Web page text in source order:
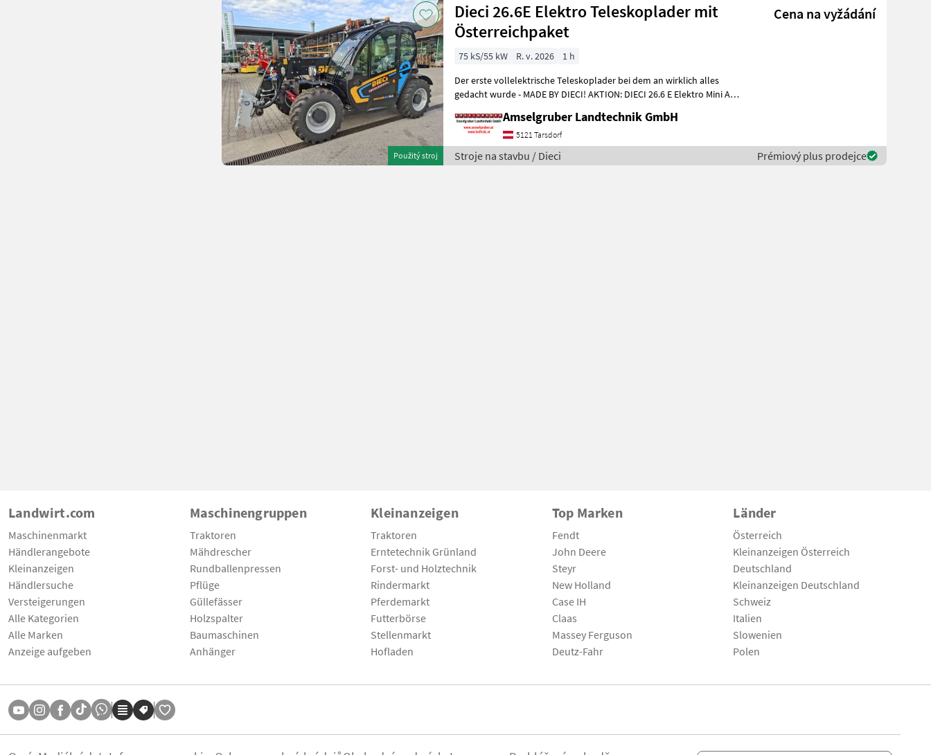
Použitý stroj
Dieci 26.6E Elektro Teleskoplader mit
Österreichpaket
Cena na vyžádání
75 kS/55 kW R. v. 2026
1 h
Der erste vollelektrische Teleskoplader bei dem an wirklich alles
gedacht wurde - MADE BY DIECI! AKTION: DIECI 26.6 E Elektro Mini Agri
Amselgruber Landtechnik GmbH
5121 Tarsdorf
Stroje na stavbu / Dieci Prémiový plus prodejce
Landwirt.com
Maschinenmarkt
Händlerangebote
Kleinanzeigen
Händlersuche
Versteigerungen
Alle Kategorien
Alle Marken
Anzeige aufgeben
Maschinengruppen
Traktoren
Mähdrescher
Rundballenpressen
Pflüge
Güllefässer
Holzspalter
Baumaschinen
Anhänger
Kleinanzeigen
Traktoren
Erntetechnik Grünland
Forst- und Holztechnik
Rindermarkt
Pferdemarkt
Futterbörse
Stellenmarkt
Hofladen
Top Marken
Fendt
John Deere
Steyr
New Holland
Case IH
Claas
Massey Ferguson
Deutz-Fahr
Länder
Österreich
Kleinanzeigen Österreich
Deutschland
Kleinanzeigen Deutschland
Schweiz
Italien
Slowenien
Polen